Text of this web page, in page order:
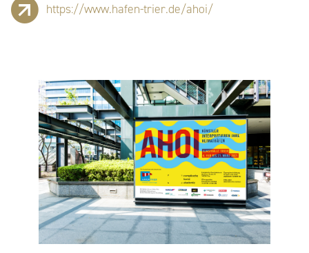
https://www.hafen-trier.de/ahoi/